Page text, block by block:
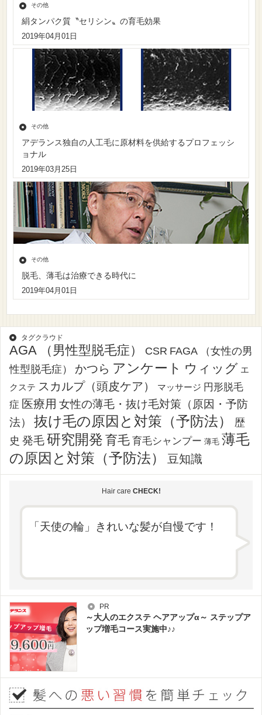
その他
絹タンパク質〝セリシン〟の育毛効果
2019年04月01日
その他
アデランス独自の人工毛に原材料を供給するプロフェッシ
ョナル
2019年03月25日
その他
脱毛、薄毛は治療できる時代に
2019年04月01日
タグクラウド
AGA （男性型脱毛症） CSR FAGA （女性の男
性型脱毛症）
かつら アンケート ウィッグ エ
クステ スカルプ（頭皮ケア） マッサージ 円形脱毛
症 医療用 女性の薄毛・抜け毛対策（原因・予防
法）
抜け毛の原因と対策（予防法）
歴
史 発毛研究開発 育毛 育毛シャンプー 薄毛 薄毛
の原因と対策（予防法）
豆知識
Hair care CHECK!
「天使の輪」きれいな髪が自慢です！
PR
～大人のエクステ ヘアアップα～ ステップア
ップ増毛コース実施中♪♪